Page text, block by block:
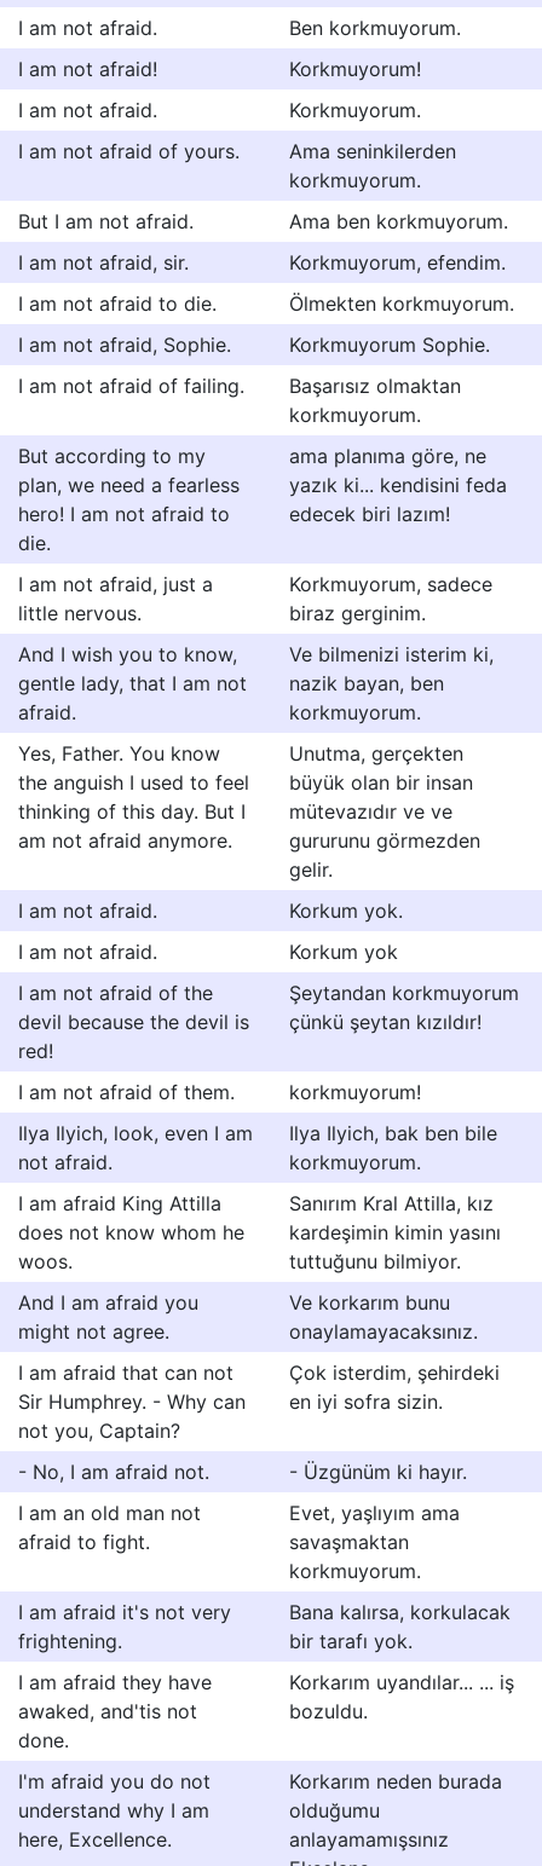
I am not afraid.
Ben korkmuyorum.
I am not afraid!
Korkmuyorum!
I am not afraid.
Korkmuyorum.
I am not afraid of yours.
Ama seninkilerden
korkmuyorum.
But I am not afraid.
Ama ben korkmuyorum.
I am not afraid, sir.
Korkmuyorum, efendim.
I am not afraid to die.
Ölmekten korkmuyorum.
I am not afraid, Sophie.
Korkmuyorum Sophie.
I am not afraid of failing.
Başarısız olmaktan
korkmuyorum.
But according to my
plan, we need a fearless
hero! I am not afraid to
die.
ama planıma göre, ne
yazık ki... kendisini feda
edecek biri lazım!
I am not afraid, just a
little nervous.
Korkmuyorum, sadece
biraz gerginim.
And I wish you to know,
gentle lady, that I am not
afraid.
Ve bilmenizi isterim ki,
nazik bayan, ben
korkmuyorum.
Yes, Father. You know
the anguish I used to feel
thinking of this day. But I
am not afraid anymore.
Unutma, gerçekten
büyük olan bir insan
mütevazıdır ve ve
gururunu görmezden
gelir.
I am not afraid.
Korkum yok.
I am not afraid.
Korkum yok
I am not afraid of the
devil because the devil is
red!
Şeytandan korkmuyorum
çünkü şeytan kızıldır!
I am not afraid of them.
korkmuyorum!
Ilya Ilyich, look, even I am
not afraid.
Ilya Ilyich, bak ben bile
korkmuyorum.
I am afraid King Attilla
does not know whom he
woos.
Sanırım Kral Attilla, kız
kardeşimin kimin yasını
tuttuğunu bilmiyor.
And I am afraid you
might not agree.
Ve korkarım bunu
onaylamayacaksınız.
I am afraid that can not
Sir Humphrey. - Why can
not you, Captain?
Çok isterdim, şehirdeki
en iyi sofra sizin.
- No, I am afraid not.
- Üzgünüm ki hayır.
I am an old man not
afraid to fight.
Evet, yaşlıyım ama
savaşmaktan
korkmuyorum.
I am afraid it's not very
frightening.
Bana kalırsa, korkulacak
bir tarafı yok.
I am afraid they have
awaked, and'tis not
done.
Korkarım uyandılar... ... iş
bozuldu.
I'm afraid you do not
understand why I am
here, Excellence.
Korkarım neden burada
olduğumu
anlayamamışsınız